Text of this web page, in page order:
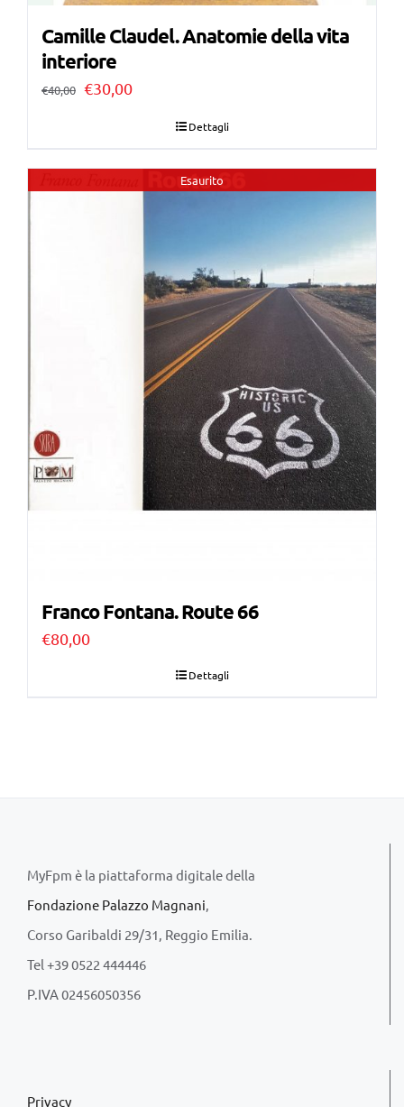
Camille Claudel. Anatomie della vita
interiore
€40,00 Il
era:
€30,00Il
è:
Dettagli
Esaurito
Franco Fontana. Route 66
€80,00
Dettagli
MyFpm è la piattaforma digitale della
Fondazione Palazzo Magnani,
Corso Garibaldi 29/31, Reggio Emilia.
Tel +39 0522 444446
P.IVA 02456050356
Privacy